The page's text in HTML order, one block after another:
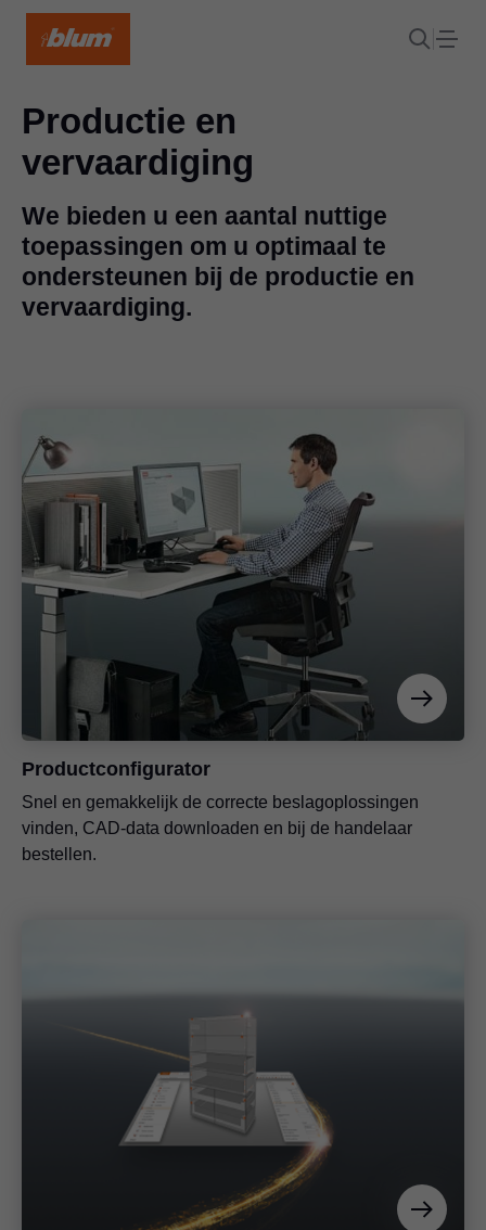
Productie en
vervaardiging
We bieden u een aantal nuttige
toepassingen om u optimaal te
ondersteunen bij de productie en
vervaardiging.
Productconfigurator
Snel en gemakkelijk de correcte beslagoplossingen
vinden, CAD-data downloaden en bij de handelaar
bestellen.